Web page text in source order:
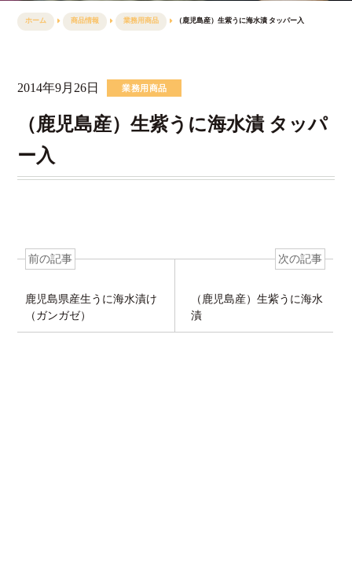
ホーム 商品情報 業務用商品 （鹿児島産）生紫うに海水漬 タッパー入
2014年9月26日 業務用商品
（鹿児島産）生紫うに海水漬 タッパ
ー入
前の記事
鹿児島県産生うに海水漬け
（ガンガゼ）
次の記事
（鹿児島産）生紫うに海水
漬